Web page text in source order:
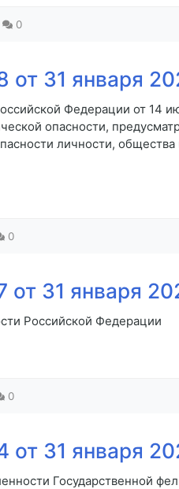
0
31 января
Федерации от 14
опасности,
личности, общества
0
31 января
Российской Федерации
0
31 января
Государственной